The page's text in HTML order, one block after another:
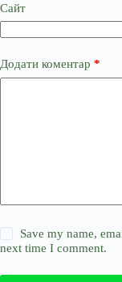
Сайт
Додати коментар *
Save my name,
next time I comment.